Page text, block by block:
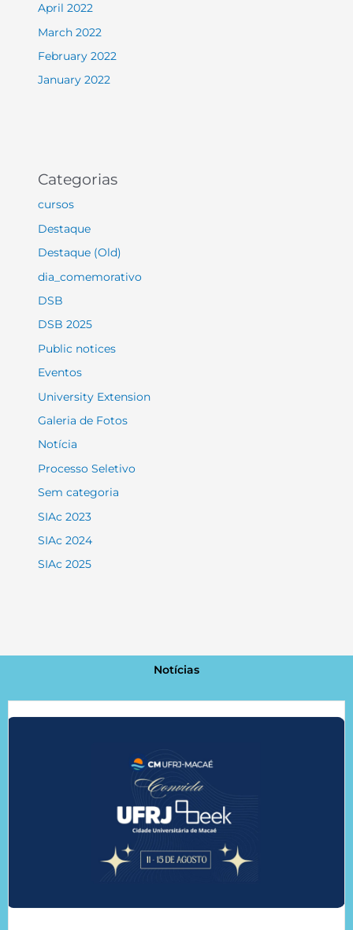
April 2022
March 2022
February 2022
January 2022
Categorias
cursos
Destaque
Destaque (Old)
dia_comemorativo
DSB
DSB 2025
Public notices
Eventos
University Extension
Galeria de Fotos
Notícia
Processo Seletivo
Sem categoria
SIAc 2023
SIAc 2024
SIAc 2025
Notícias